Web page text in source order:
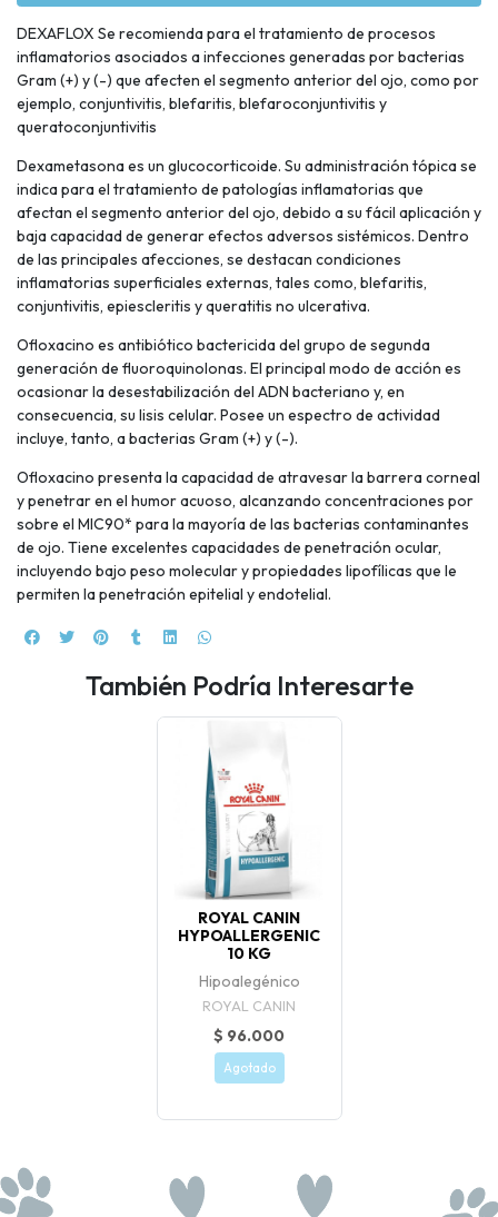
DEXAFLOX Se recomienda para el tratamiento de procesos
inflamatorios asociados a infecciones generadas por bacterias
Gram (+) y (-) que afecten el segmento anterior del ojo, como por
ejemplo, conjuntivitis, blefaritis, blefaroconjuntivitis y
queratoconjuntivitis
Dexametasona es un glucocorticoide. Su administración tópica se
indica para el tratamiento de patologías inflamatorias que
afectan el segmento anterior del ojo, debido a su fácil aplicación y
baja capacidad de generar efectos adversos sistémicos. Dentro
de las principales afecciones, se destacan condiciones
inflamatorias superficiales externas, tales como, blefaritis,
conjuntivitis, epiescleritis y queratitis no ulcerativa.
Ofloxacino es antibiótico bactericida del grupo de segunda
generación de fluoroquinolonas. El principal modo de acción es
ocasionar la desestabilización del ADN bacteriano y, en
consecuencia, su lisis celular. Posee un espectro de actividad
incluye, tanto, a bacterias Gram (+) y (-).
Ofloxacino presenta la capacidad de atravesar la barrera corneal
y penetrar en el humor acuoso, alcanzando concentraciones por
sobre el MIC90* para la mayoría de las bacterias contaminantes
de ojo. Tiene excelentes capacidades de penetración ocular,
incluyendo bajo peso molecular y propiedades lipofílicas que le
permiten la penetración epitelial y endotelial.
También Podría Interesarte
ROYAL CANIN
HYPOALLERGENIC
10 KG
Hipoalegénico
ROYAL CANIN
$ 96.000
Agotado